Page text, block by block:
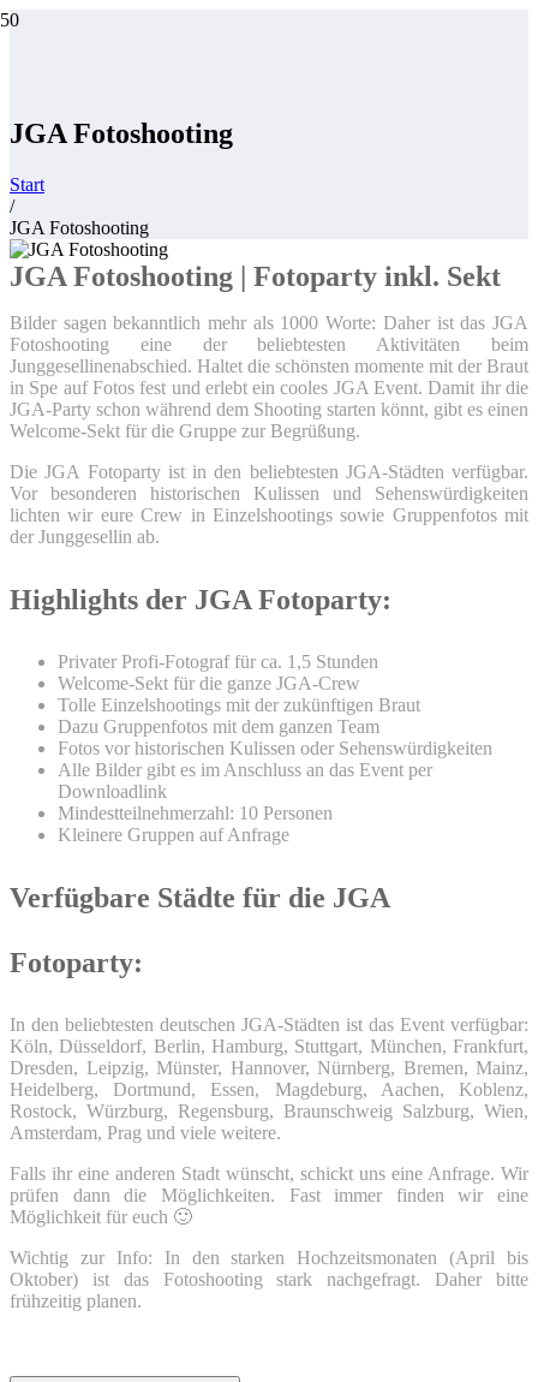
JGA Fotoshooting
Start
/
JGA Fotoshooting
JGA Fotoshooting | Fotoparty inkl. Sekt
Bilder sagen bekanntlich mehr als 1000 Worte: Daher ist das JGA
Fotoshooting eine der beliebtesten Aktivitäten beim
Junggesellinenabschied. Haltet die schönsten momente mit der Braut
in Spe auf Fotos fest und erlebt ein cooles JGA Event. Damit ihr die
JGA-Party schon während dem Shooting starten könnt, gibt es einen
Welcome-Sekt für die Gruppe zur Begrüßung.
Die JGA Fotoparty ist in den beliebtesten JGA-Städten verfügbar.
Vor besonderen historischen Kulissen und Sehenswürdigkeiten
lichten wir eure Crew in Einzelshootings sowie Gruppenfotos mit
der Junggesellin ab.
Highlights der JGA Fotoparty:
Privater Profi-Fotograf für ca. 1,5 Stunden
Welcome-Sekt für die ganze JGA-Crew
Tolle Einzelshootings mit der zukünftigen Braut
Dazu Gruppenfotos mit dem ganzen Team
Fotos vor historischen Kulissen oder Sehenswürdigkeiten
Alle Bilder gibt es im Anschluss an das Event per
Downloadlink
Mindestteilnehmerzahl: 10 Personen
Kleinere Gruppen auf Anfrage
Verfügbare Städte für die JGA
Fotoparty:
In den beliebtesten deutschen JGA-Städten ist das Event verfügbar:
Köln, Düsseldorf, Berlin, Hamburg, Stuttgart, München, Frankfurt,
Dresden, Leipzig, Münster, Hannover, Nürnberg, Bremen, Mainz,
Heidelberg, Dortmund, Essen, Magdeburg, Aachen, Koblenz,
Rostock, Würzburg, Regensburg, Braunschweig Salzburg, Wien,
Amsterdam, Prag und viele weitere.
Falls ihr eine anderen Stadt wünscht, schickt uns eine Anfrage. Wir
prüfen dann die Möglichkeiten. Fast immer finden wir eine
Möglichkeit für euch 🙂
Wichtig zur Info: In den starken Hochzeitsmonaten (April bis
Oktober) ist das Fotoshooting stark nachgefragt. Daher bitte
frühzeitig planen.